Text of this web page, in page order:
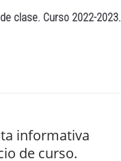
clase. Curso 2022-2023.
informativa
de curso.